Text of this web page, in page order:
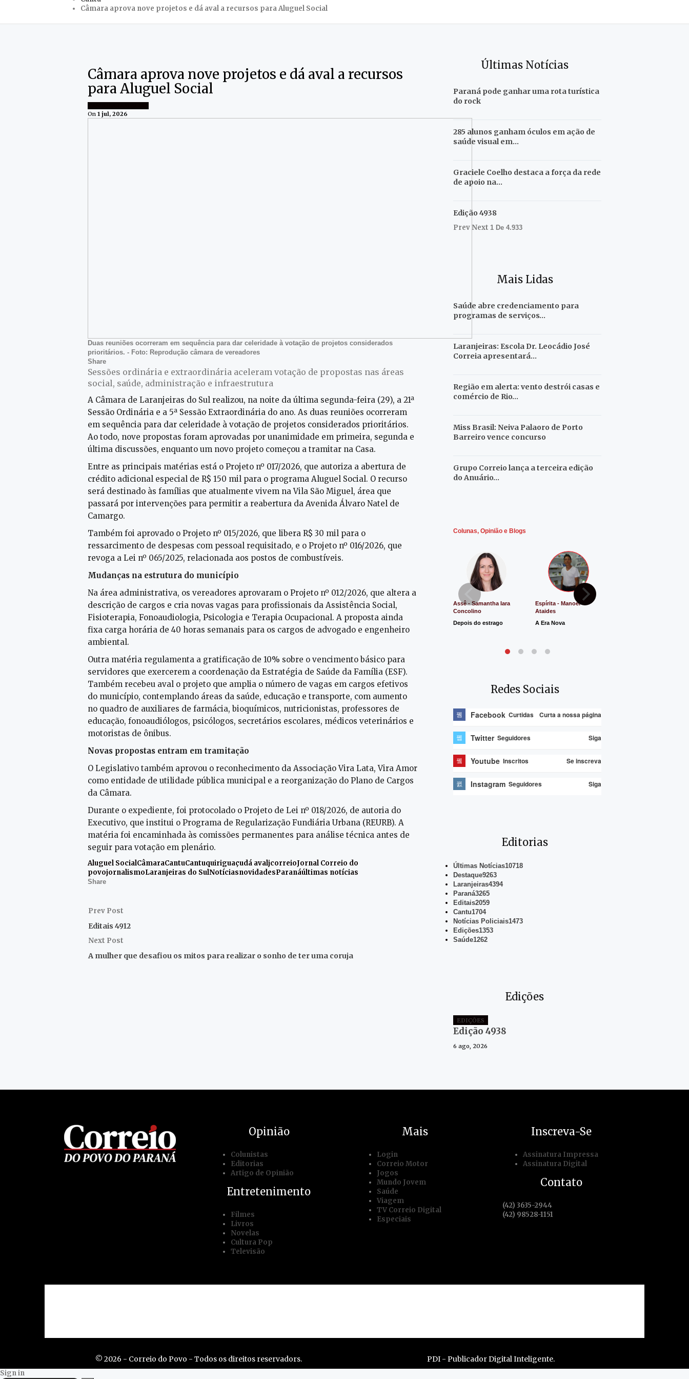
Câmara aprova nove projetos e dá aval a recursos para Aluguel Social
Câmara aprova nove projetos e dá aval a recursos
para Aluguel Social
On 1 jul, 2026
Duas reuniões ocorreram em sequência para dar celeridade à votação de projetos considerados
prioritários. - Foto: Reprodução câmara de vereadores
Share
Sessões ordinária e extraordinária aceleram votação de propostas nas áreas
social, saúde, administração e infraestrutura
A Câmara de Laranjeiras do Sul realizou, na noite da última segunda-feira (29), a 21ª
Sessão Ordinária e a 5ª Sessão Extraordinária do ano. As duas reuniões ocorreram
em sequência para dar celeridade à votação de projetos considerados prioritários.
Ao todo, nove propostas foram aprovadas por unanimidade em primeira, segunda e
última discussões, enquanto um novo projeto começou a tramitar na Casa.
Entre as principais matérias está o Projeto nº 017/2026, que autoriza a abertura de
crédito adicional especial de R$ 150 mil para o programa Aluguel Social. O recurso
será destinado às famílias que atualmente vivem na Vila São Miguel, área que
passará por intervenções para permitir a reabertura da Avenida Álvaro Natel de
Camargo.
Também foi aprovado o Projeto nº 015/2026, que libera R$ 30 mil para o
ressarcimento de despesas com pessoal requisitado, e o Projeto nº 016/2026, que
revoga a Lei nº 065/2025, relacionada aos postos de combustíveis.
Mudanças na estrutura do município
Na área administrativa, os vereadores aprovaram o Projeto nº 012/2026, que altera a
descrição de cargos e cria novas vagas para profissionais da Assistência Social,
Fisioterapia, Fonoaudiologia, Psicologia e Terapia Ocupacional. A proposta ainda
fixa carga horária de 40 horas semanais para os cargos de advogado e engenheiro
ambiental.
Outra matéria regulamenta a gratificação de 10% sobre o vencimento básico para
servidores que exercerem a coordenação da Estratégia de Saúde da Família (ESF).
Também recebeu aval o projeto que amplia o número de vagas em cargos efetivos
do município, contemplando áreas da saúde, educação e transporte, com aumento
no quadro de auxiliares de farmácia, bioquímicos, nutricionistas, professores de
educação, fonoaudiólogos, psicólogos, secretários escolares, médicos veterinários e
motoristas de ônibus.
Novas propostas entram em tramitação
O Legislativo também aprovou o reconhecimento da Associação Vira Lata, Vira Amor
como entidade de utilidade pública municipal e a reorganização do Plano de Cargos
da Câmara.
Durante o expediente, foi protocolado o Projeto de Lei nº 018/2026, de autoria do
Executivo, que institui o Programa de Regularização Fundiária Urbana (REURB). A
matéria foi encaminhada às comissões permanentes para análise técnica antes de
seguir para votação em plenário.
Aluguel SocialCâmaraCantuCantuquiriguaçudá avaljcorreioJornal Correio do
povojornalismoLaranjeiras do SulNotíciasnovidadesParanáúltimas notícias
Share
Prev Post
Editais 4912
Next Post
A mulher que desafiou os mitos para realizar o sonho de ter uma coruja
Últimas Notícias
Paraná pode ganhar uma rota turística
do rock
285 alunos ganham óculos em ação de
saúde visual em…
Graciele Coelho destaca a força da rede
de apoio na…
Edição 4938
Prev Next1 De 4.933
Mais Lidas
Saúde abre credenciamento para
programas de serviços…
Laranjeiras: Escola Dr. Leocádio José
Correia apresentará…
Região em alerta: vento destrói casas e
comércio de Rio…
Miss Brasil: Neiva Palaoro de Porto
Barreiro vence concurso
Grupo Correio lança a terceira edição
do Anuário…
Colunas, Opinião e Blogs
Assê - Samantha Iara
Concolino
Depois do estrago
Espírita - Manoel
Ataides
A Era Nova
Redes Sociais
Facebook Curtidas Curta a nossa página
Twitter Seguidores Siga
Youtube Inscritos Se inscreva
Instagram Seguidores Siga
Editorias
Últimas Notícias10718
Destaque9263
Laranjeiras4394
Paraná3265
Editais2059
Cantu1704
Notícias Policiais1473
Edições1353
Saúde1262
Edições
EDIÇÕES
Edição 4938
6 ago, 2026
Opinião
Colunistas
Editorias
Artigo de Opinião
Entretenimento
Filmes
Livros
Novelas
Cultura Pop
Televisão
Mais
Login
Correio Motor
Jogos
Mundo Jovem
Saúde
Viagem
TV Correio Digital
Especiais
Inscreva-Se
Assinatura Impressa
Assinatura Digital
Contato
(42) 3635-2944
(42) 98528-1151
© 2026 - Correio do Povo - Todos os direitos reservadors. PDI - Publicador Digital Inteligente.
Sign in